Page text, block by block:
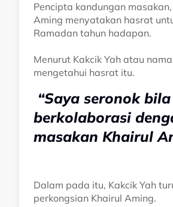
Pencipta kandungan
Aming menyatakan hasrat
Ramadan tahun hadapan.
Menurut Kakcik Yah atau
mengetahui hasrat itu.
“Saya seronok
berkolaborasi
masakan Khairul
Dalam pada itu, Kakcik Yah
perkongsian Khairul Aming.